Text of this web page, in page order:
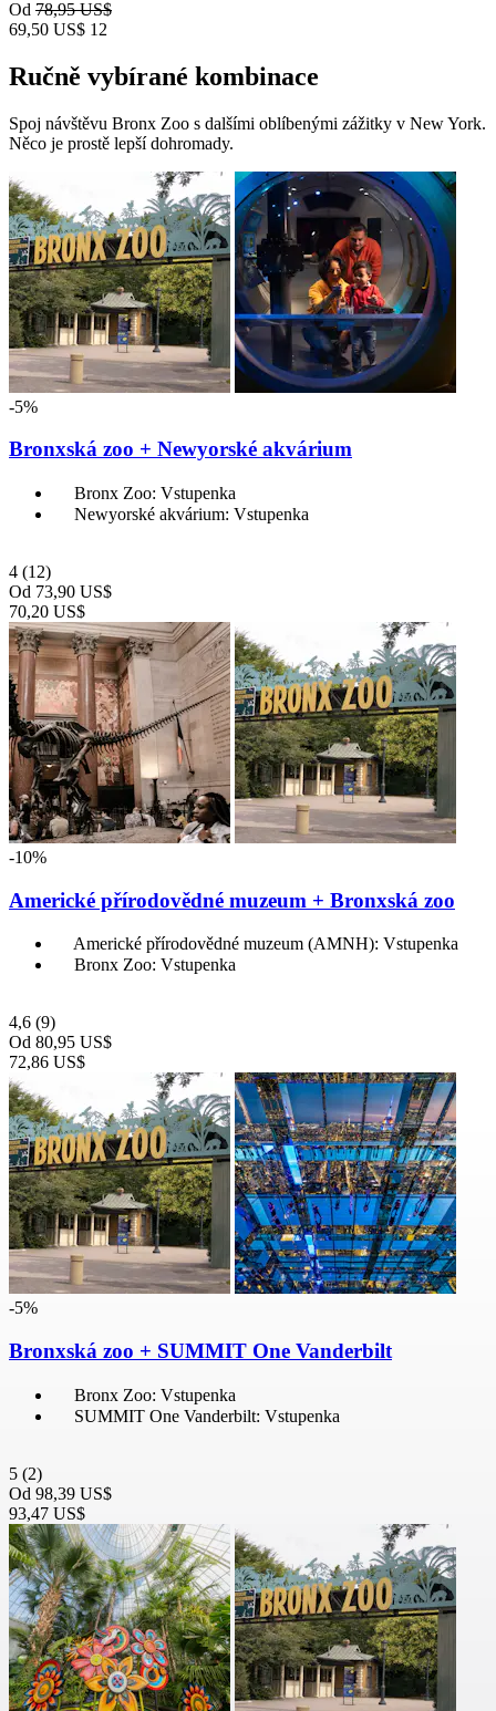
Od 78,95 US$
69,50 US$ 12
Ručně vybírané kombinace
Spoj návštěvu Bronx Zoo s dalšími oblíbenými zážitky v New York.
Něco je prostě lepší dohromady.
-5%
Bronxská zoo + Newyorské akvárium
Bronx Zoo: Vstupenka
Newyorské akvárium: Vstupenka
4 (12)
Od 73,90 US$
70,20 US$
-10%
Americké přírodovědné muzeum + Bronxská zoo
Americké přírodovědné muzeum (AMNH): Vstupenka
Bronx Zoo: Vstupenka
4,6 (9)
Od 80,95 US$
72,86 US$
-5%
Bronxská zoo + SUMMIT One Vanderbilt
Bronx Zoo: Vstupenka
SUMMIT One Vanderbilt: Vstupenka
5 (2)
Od 98,39 US$
93,47 US$